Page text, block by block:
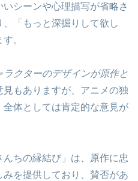
シーンや心理描写が省略さ
「もっと深掘りして欲し
。
ラクターのデザインが原作と
見もありますが、アニメの独
体としては肯定的な意見が
ちの縁結び」は、原作に忠
を提供しており、賛否があ